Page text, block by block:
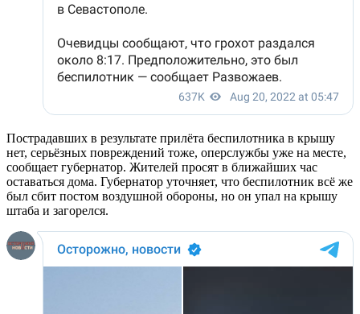
Пострадавших в результате прилёта беспилотника в крышу
нет, серьёзных повреждений тоже, оперслужбы уже на месте,
сообщает губернатор. Жителей просят в ближайших час
оставаться дома. Губернатор уточняет, что беспилотник всё же
был сбит постом воздушной обороны, но он упал на крышу
штаба и загорелся.